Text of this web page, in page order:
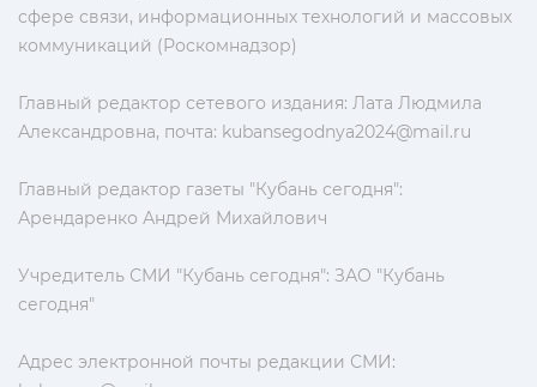
сфере связи, информационных технологий и массовых
коммуникаций (Роскомнадзор)
Главный редактор сетевого издания: Лата Людмила
Александровна, почта: kubansegodnya2024@mail.ru
Главный редактор газеты "Кубань сегодня":
Арендаренко Андрей Михайлович
Учредитель СМИ "Кубань сегодня": ЗАО "Кубань
сегодня"
Адрес электронной почты редакции СМИ: